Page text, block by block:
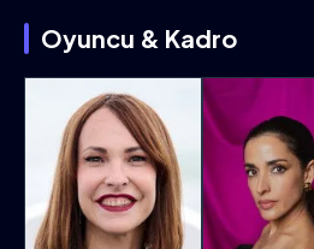
Oyuncu & Kadro